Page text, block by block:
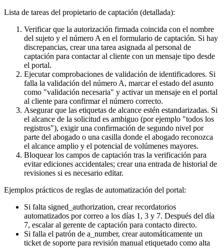
Lista de tareas del propietario de captación (detallada):
Verificar que la autorización firmada coincida con el nombre
del sujeto y el número A en el formulario de captación. Si hay
discrepancias, crear una tarea asignada al personal de
captación para contactar al cliente con un mensaje tipo desde
el portal.
Ejecutar comprobaciones de validación de identificadores. Si
falla la validación del número A, marcar el estado del asunto
como "validación necesaria" y activar un mensaje en el portal
al cliente para confirmar el número correcto.
Asegurar que las etiquetas de alcance estén estandarizadas. Si
el alcance de la solicitud es ambiguo (por ejemplo "todos los
registros"), exigir una confirmación de segundo nivel por
parte del abogado o una casilla donde el abogado reconozca
el alcance amplio y el potencial de volúmenes mayores.
Bloquear los campos de captación tras la verificación para
evitar ediciones accidentales; crear una entrada de historial de
revisiones si es necesario editar.
Ejemplos prácticos de reglas de automatización del portal:
Si falta signed_authorization, crear recordatorios
automatizados por correo a los días 1, 3 y 7. Después del día
7, escalar al gerente de captación para contacto directo.
Si falla el patrón de a_number, crear automáticamente un
ticket de soporte para revisión manual etiquetado como alta